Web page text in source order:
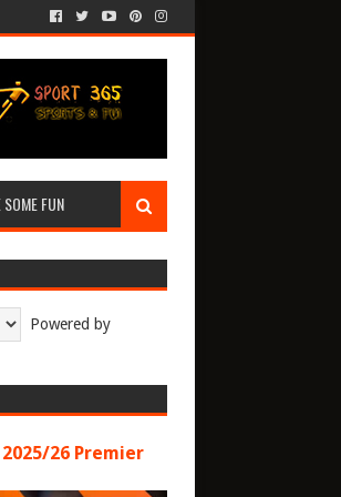
FUN
Powered by
26 Premier